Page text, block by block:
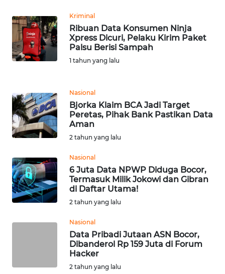
Kriminal
Ribuan Data Konsumen Ninja
Xpress Dicuri, Pelaku Kirim Paket
Palsu Berisi Sampah
1 tahun yang lalu
Nasional
Bjorka Klaim BCA Jadi Target
Peretas, Pihak Bank Pastikan Data
Aman
2 tahun yang lalu
Nasional
6 Juta Data NPWP Diduga Bocor,
Termasuk Milik Jokowi dan Gibran
di Daftar Utama!
2 tahun yang lalu
Nasional
Data Pribadi Jutaan ASN Bocor,
Dibanderol Rp 159 Juta di Forum
Hacker
2 tahun yang lalu
OPINI
EDITORIAL
INDEKS
BERITA
KONTAK
INFO
IKLAN
SIBER